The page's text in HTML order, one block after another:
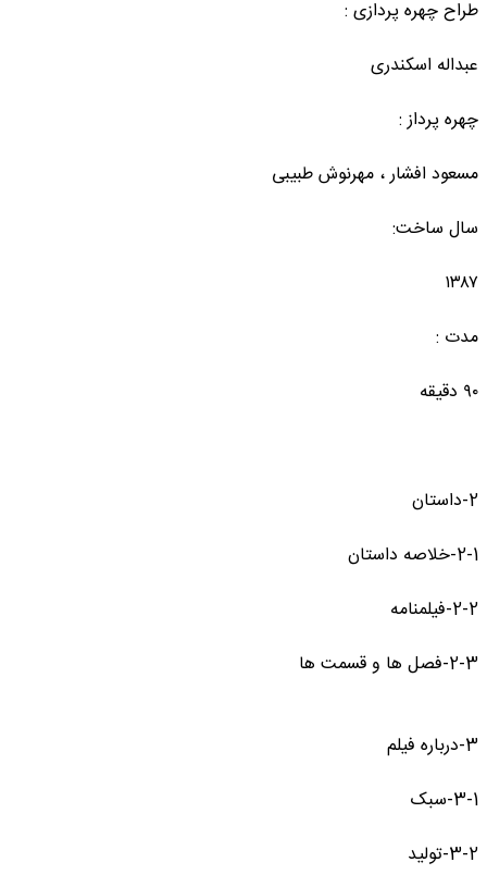
طراح چهره پردازی :
عبداله اسکندری
چهره پرداز :
مسعود افشار ، مهرنوش طبیبی
سال ساخت:
۱۳۸۷
مدت :
۹۰ دقیقه
2-داستان
2-1-خلاصه داستان
2-2-فیلمنامه
2-3-فصل ها و قسمت ها
3-درباره فیلم
3-1-سبک
3-2-تولید